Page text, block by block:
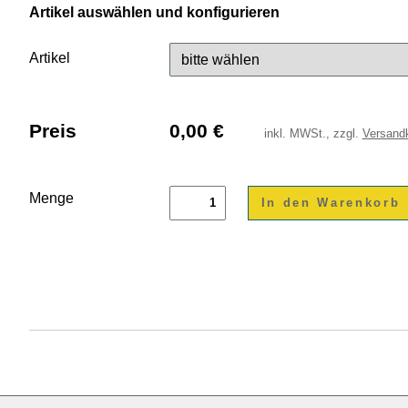
Artikel auswählen und konfigurieren
Artikel
Preis 0,00 € inkl. MWSt., zzgl.
Menge